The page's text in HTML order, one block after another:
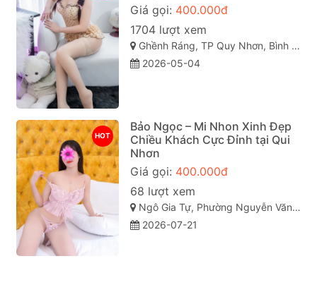
Giá gọi: 400.000đ
1704 lượt xem
Ghềnh Ráng, TP Quy Nhơn, Bình Định
2026-05-04
HOT
Bảo Ngọc – Mi Nhon Xinh Đẹp
Chiều Khách Cực Đỉnh tại Qui
Nhơn
Giá gọi: 400.000đ
68 lượt xem
Ngô Gia Tự, Phường Nguyễn Văn Cừ, Thành phố Quy Nhơn, Tỉnh Bình Định
2026-07-21